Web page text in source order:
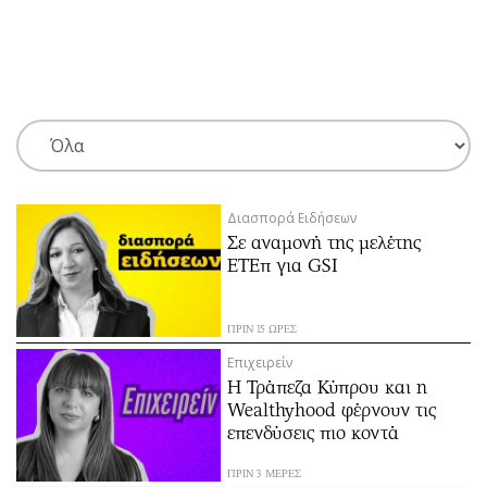
ΚΑΤΗΓΟΡΙΕΣ ΣΥΝΔΕΣΗ
Κύπρος
Παιδεία
Υγεία
Πολιτική
Βουλευτικές 2026
Εκλογές 2024
Προεδρικές 2023
Δημοσκοπήσεις
Διπλωματία
Απόψεις
Αρθρογραφία
Αγγελίες
Ενοικιάζονται
Πωλούνται
Ζητούν εργασία
Θέσεις εργασίας
Διασπορά Ειδήσεων
Σε αναμονή της μελέτης
ΕΤΕπ για GSI
ΠΡΙΝ 15 ΩΡΕΣ
Επιχειρείν
Η Τράπεζα Κύπρου και η
Wealthyhood φέρνουν τις
επενδύσεις πιο κοντά
ΠΡΙΝ 3 ΜΕΡΕΣ